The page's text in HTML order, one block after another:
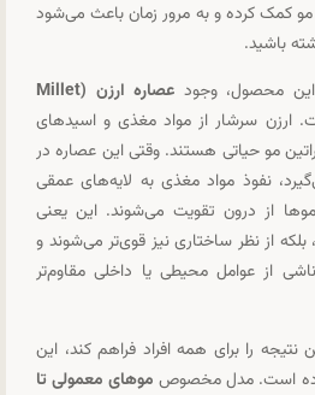
کمک کرده و به مرور زمان باعث می‌شود
باشید.
این محصول، وجود
عصاره ارزن (Millet
ارزن سرشار از مواد مغذی و اسیدهای
مو حیاتی هستند. وقتی این عصاره در
نفوذ مواد مغذی به لایه‌های عمقی
از درون تقویت می‌شوند. این یعنی
از نظر ساختاری نیز قوی‌تر می‌شوند و
از عوامل محیطی یا داخلی مقاوم‌تر
نتیجه را برای همه افراد فراهم کند، این
است. مدل مخصوص موهای معمولی تا